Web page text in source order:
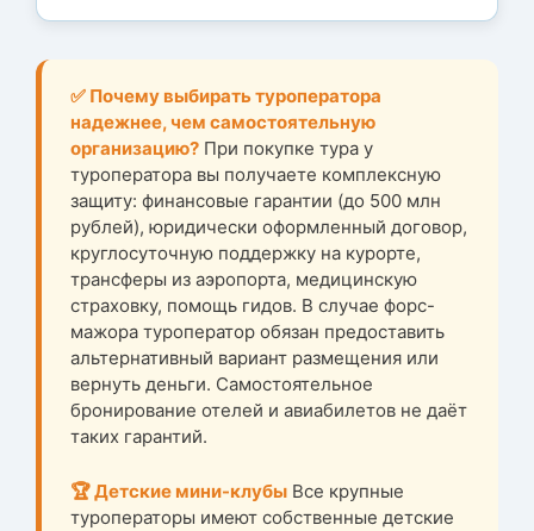
✅ Почему выбирать туроператора
надежнее, чем самостоятельную
организацию? При покупке тура у
туроператора вы получаете комплексную
защиту: финансовые гарантии (до 500 млн
рублей), юридически оформленный договор,
круглосуточную поддержку на курорте,
трансферы из аэропорта, медицинскую
страховку, помощь гидов. В случае форс-
мажора туроператор обязан предоставить
альтернативный вариант размещения или
вернуть деньги. Самостоятельное
бронирование отелей и авиабилетов не даёт
таких гарантий.
🏆 Детские мини-клубы Все крупные
туроператоры имеют собственные детские